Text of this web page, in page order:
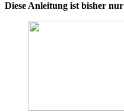
Diese Anleitung ist bisher